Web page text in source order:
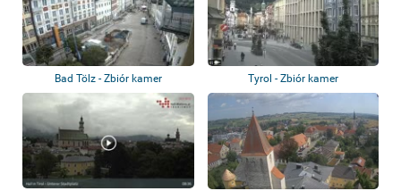
Bad Tölz - Zbiór kamer Tyrol - Zbiór kamer